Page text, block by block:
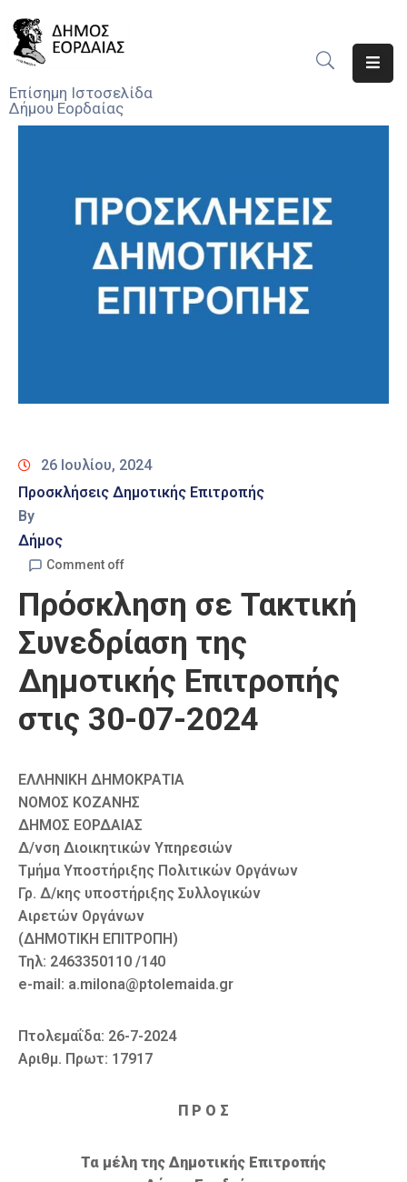
Επίσημη Ιστοσελίδα
Δήμου Εορδαίας
Ο
Υπηρεσίες
Προσκλήσεις
26 Ιουλίου, 2024
Προσκλήσεις Δημοτικής Επιτροπής
By
Δήμος
Comment off
Πρόσκληση σε Τακτική
Συνεδρίαση της
Δημοτικής Επιτροπής
στις 30-07-2024
ΕΛΛΗΝΙΚΗ ΔΗΜΟΚΡΑΤΙΑ
ΝΟΜΟΣ ΚΟΖΑΝΗΣ
ΔΗΜΟΣ ΕΟΡΔΑΙΑΣ
Δ/νση Διοικητικών Υπηρεσιών
Τμήμα Υποστήριξης Πολιτικών Οργάνων
Γρ. Δ/κης υποστήριξης Συλλογικών
Αιρετών Οργάνων
(ΔΗΜΟΤΙΚΗ ΕΠΙΤΡΟΠΗ)
Τηλ: 2463350110 /140
e-mail: a.milona@ptolemaida.gr
Πτολεμαΐδα: 26-7-2024
Αριθμ. Πρωτ: 17917
Π Ρ Ο Σ
Τα μέλη της Δημοτικής Επιτροπής